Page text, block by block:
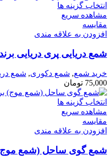
انتخاب گزینه ها
مشاهده سریع
مقایسه
افزودن به علاقه مندی
شمع دریایی پری دریایی برند
خرید شمع, شمع دکوری, شمع
75,000 تومان
انتخاب گزینه ها
مشاهده سریع
مقایسه
افزودن به علاقه مندی
شمع گوی ساحل (شمع موج)